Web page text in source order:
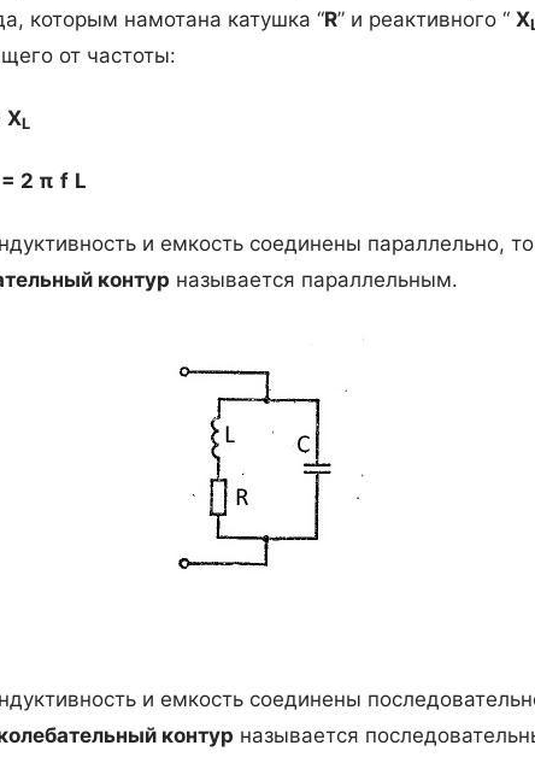
которым намотана катушка “R” и реактивного “ X
от частоты:
XL
= 2 π f L
и емкость соединены параллельно,
контур называется параллельным.
и емкость соединены
контур называется